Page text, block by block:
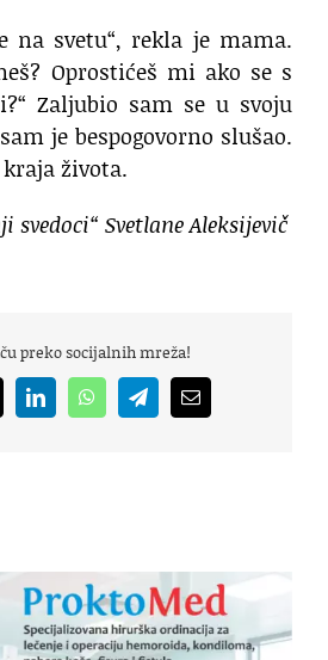
na svetu“, rekla je mama.
Oprostićeš mi ako se s
Zaljubio sam se u svoju
je bespogovorno slušao.
života.
svedoci“ Svetlane Aleksijevič
preko socijalnih mreža!
LinkedInWhatsAppTelegramEmail